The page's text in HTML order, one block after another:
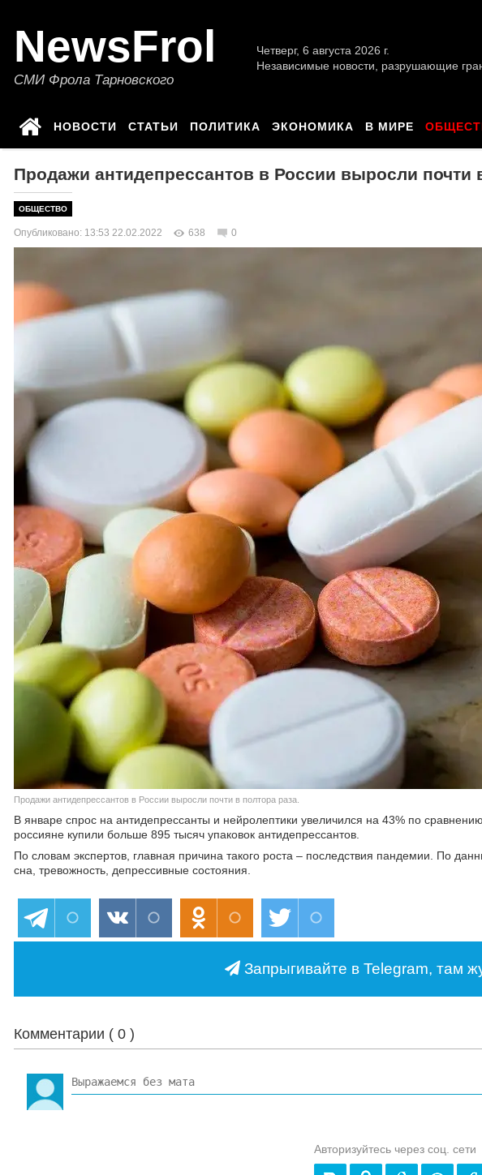
NewsFrol
СМИ Фрола Тарновского
Четверг, 6 августа 2026 г.
Независимые новости, разрушающие
НОВОСТИ СТАТЬИ ПОЛИТИКА ЭКОНОМИКА В МИРЕ
Продажи антидепрессантов в России выросли почти
ОБЩЕСТВО
Опубликовано: 13:53 22.02.2022 638 0
Продажи антидепрессантов в России выросли почти в полтора раза.
В январе спрос на антидепрессанты и нейролептики увеличился на 43% по
россияне купили больше 895 тысяч упаковок антидепрессантов.
По словам экспертов, главная причина такого роста – последствия пандемии. По
сна, тревожность, депрессивные состояния.
Запрыгивайте в Telegram, там
Комментарии ( 0 )
Авторизуйтесь через соц. сети